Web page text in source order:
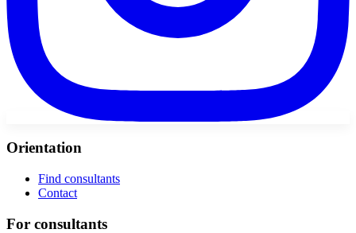
Orientation
Find consultants
Contact
For consultants